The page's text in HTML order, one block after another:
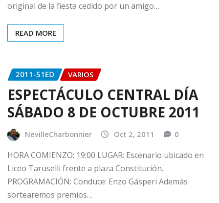
original de la fiesta cedido por un amigo…
READ MORE
2011-51ED VARIOS
ESPECTÁCULO CENTRAL DÍA
SÁBADO 8 DE OCTUBRE 2011
NevilleCharbonnier Oct 2, 2011 0
HORA COMIENZO: 19:00 LUGAR: Escenario ubicado en
Liceo Taruselli frente a plaza Constitución.
PROGRAMACIÓN: Conduce: Enzo Gásperi Además
sortearemos premios…